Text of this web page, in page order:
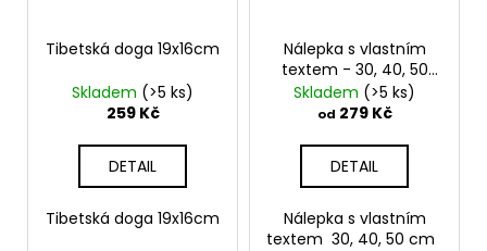
Tibetská doga 19x16cm
Skladem (>5 ks)
259 Kč
DETAIL
Tibetská doga 19x16cm
Nálepka s vlastním
textem - 30, 40, 50
cm
Skladem (>5 ks)
od 279 Kč
DETAIL
Nálepka s vlastním
textem 30, 40, 50 cm